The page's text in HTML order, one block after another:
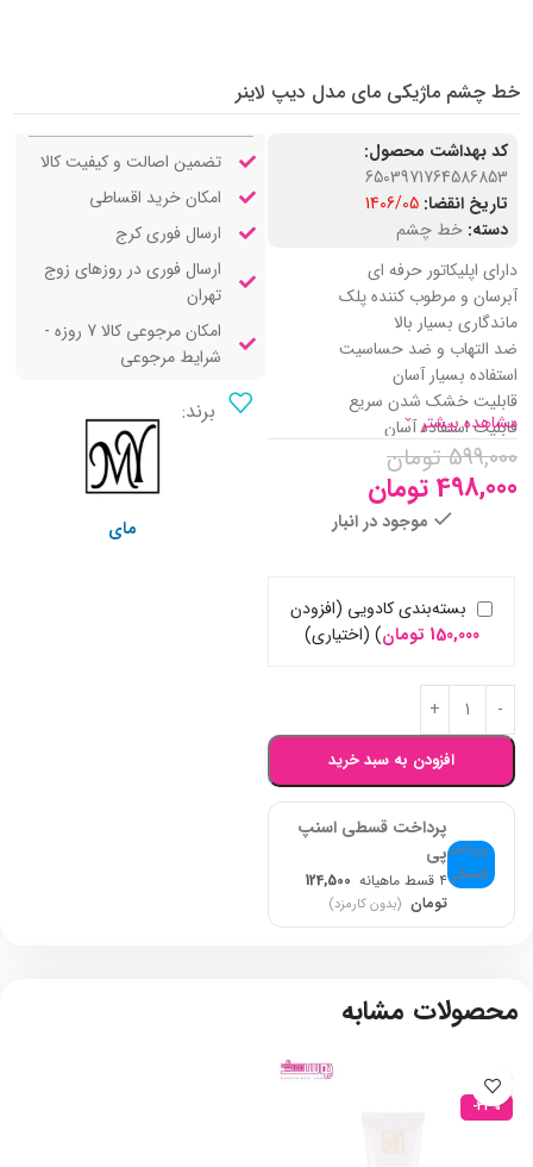
خط چشم ماژیکی مای مدل دیپ لاینر
کد بهداشت محصول:
6503971764586853
تاریخ انقضا: 1406/05
دسته: خط چشم
دارای اپلیکاتور حرفه ای
آبرسان و مرطوب کننده پلک
ماندگاری بسیار بالا
ضد التهاب و ضد حساسیت
استفاده بسیار آسان
قابلیت خشک شدن سریع
قابلیت استفاده آسان
بدون ریزش و سیاه کردن زیر چشم
ضد آب و ضد تعریق
حاوی ویتامین E
ماندگاری بالا
مشاهده بیشتر
599,000 تومان
498,000 تومان
موجود در انبار
بسته‌بندی کادویی (افزودن
150,000 تومان) (اختیاری)
افزودن به سبد خرید
پرداخت قسطی اسنپ
پی
۴ قسط ماهیانه
124,500
تومان (بدون کارمزد)
تضمین اصالت و کیفیت کالا
امکان خرید اقساطی
ارسال فوری کرج
ارسال فوری در روزهای زوج
تهران
امکان مرجوعی کالا 7 روزه -
شرایط مرجوعی
برند:
مای
محصولات مشابه
-33%